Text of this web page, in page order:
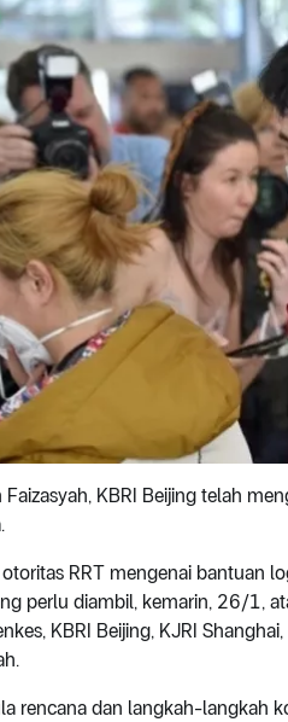
KBRI Beijing telah
RRT mengenai bantuan
perlu diambil, kemarin, 26/1,
KBRI Beijing, KJRI
rencana dan langkah-langkah